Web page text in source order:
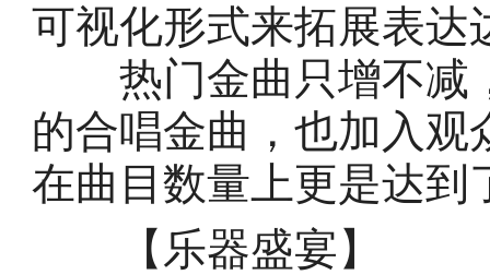
可视化形式来拓展表达
热门金曲只增不减
的合唱金曲，也加入
在曲目数量上更是达到
【乐器盛宴】